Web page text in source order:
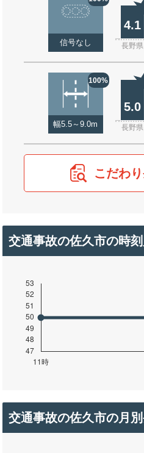
信号なし
4.1
長野県
100%
幅5.5～9.0m
5.0
長野県
こだわ
交通事故の佐久市の時
交通事故の佐久市の月